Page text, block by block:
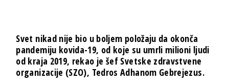
Svet nikad nije bio u boljem položaju da okonča
pandemiju kovida-19, od koje su umrli milioni ljudi
od kraja 2019, rekao je šef Svetske zdravstvene
organizacije (SZO), Tedros Adhanom Gebrejezus.